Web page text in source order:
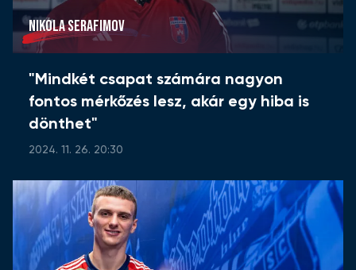
NIKOLA SERAFIMOV
"Mindkét csapat számára nagyon
fontos mérkőzés lesz, akár egy hiba is
dönthet"
2024. 11. 26. 20:30